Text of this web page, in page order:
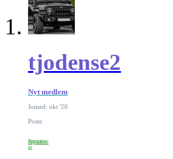
tjodense2
Nyt medlem
Joined: okt '20
Posts:
Reputation: